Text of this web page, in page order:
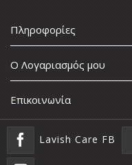
Πληροφορίες
Ο Λογαριασμός μου
Επικοινωνία
Lavish Care FB